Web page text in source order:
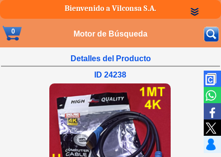
Bienvenido a Vilconsa S.A.
0 Motor de Búsqueda
Detalles del Producto
ID 24238